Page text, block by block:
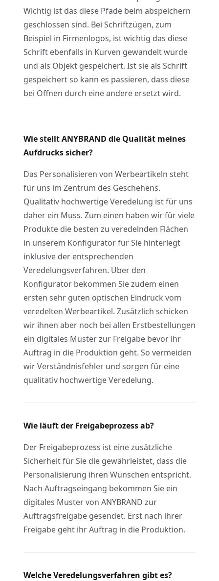
Wichtig ist das diese Pfade beim abspeichern
geschlossen sind. Bei Schriftzügen, zum
Beispiel in Firmenlogos, ist wichtig das diese
Schrift ebenfalls in Kurven gewandelt wurde
und als Objekt gespeichert. Ist sie als Schrift
gespeichert so kann es passieren, dass diese
bei Öffnen durch eine andere ersetzt wird.
Wie stellt ANYBRAND die Qualität meines
Aufdrucks sicher?
Das Personalisieren von Werbeartikeln steht
für uns im Zentrum des Geschehens.
Qualitativ hochwertige Veredelung ist für uns
daher ein Muss. Zum einen haben wir für viele
Produkte die besten zu veredelnden Flächen
in unserem Konfigurator für Sie hinterlegt
inklusive der entsprechenden
Veredelungsverfahren. Über den
Konfigurator bekommen Sie zudem einen
ersten sehr guten optischen Eindruck vom
veredelten Werbeartikel. Zusätzlich schicken
wir ihnen aber noch bei allen Erstbestellungen
ein digitales Muster zur Freigabe bevor ihr
Auftrag in die Produktion geht. So vermeiden
wir Verständnisfehler und sorgen für eine
qualitativ hochwertige Veredelung.
Wie läuft der Freigabeprozess ab?
Der Freigabeprozess ist eine zusätzliche
Sicherheit für Sie die gewährleistet, dass die
Personalisierung ihren Wünschen entspricht.
Nach Auftragseingang bekommen Sie ein
digitales Muster von ANYBRAND zur
Auftragsfreigabe gesendet. Erst nach ihrer
Freigabe geht ihr Auftrag in die Produktion.
Welche Veredelungsverfahren gibt es?